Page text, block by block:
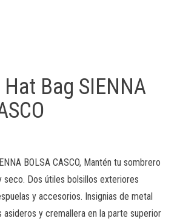
Hat Bag SIENNA
BOLSA CASCO, Mantén tu sombrero
seco. Dos útiles bolsillos exteriores
y accesorios. Insignias de metal
asideros y cremallera en la parte superior